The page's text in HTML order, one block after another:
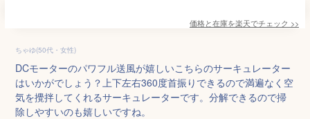
価格と在庫を楽天でチェック >>
ちゃゆ(50代・女性)
DCモーターのパワフル送風が嬉しいこちらのサーキュレーター
はいかがでしょう？上下左右360度首振りできるので満遍なく空
気を攪拌してくれるサーキュレーターです。分解できるので掃
除しやすいのも嬉しいですね。